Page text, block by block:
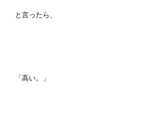
と言ったら、
「高い。」